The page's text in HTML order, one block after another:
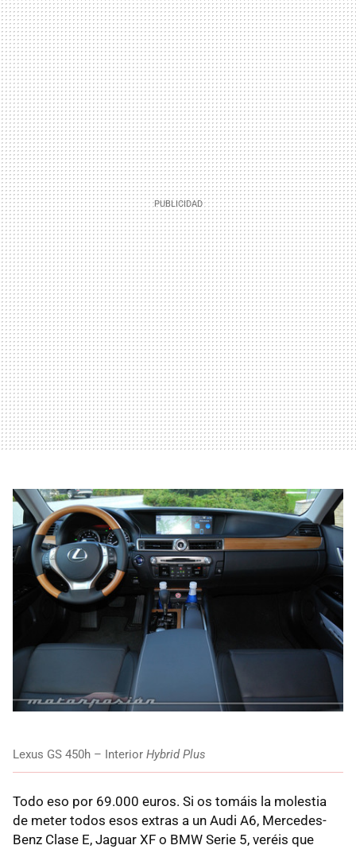
Lexus GS 450h – Interior Hybrid Plus
Todo eso por 69.000 euros. Si os tomáis la molestia
de meter todos esos extras a un Audi A6, Mercedes-
Benz Clase E, Jaguar XF o BMW Serie 5, veréis que